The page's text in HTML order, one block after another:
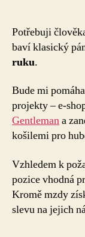
Potřebuji
baví klasický
ruku.
Bude mi
projekty – e-
Gentlemana
košilemi pro
Vzhledem k
pozice vhodná
Kromě mzdy
slevu na jejich